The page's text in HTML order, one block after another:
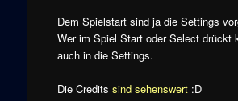
Dem Spielstart sind ja die Settings
Wer im Spiel Start oder Select drückt
auch in die Settings.
Die Credits sind sehenswert:D